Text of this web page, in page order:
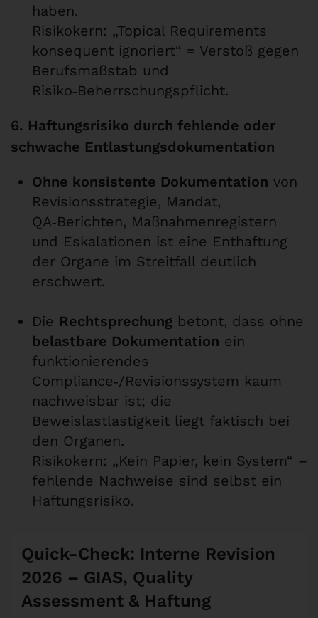
haben.
Risikokern: „Topical Requirements
konsequent ignoriert“ = Verstoß gegen
Berufsmaßstab und
Risiko‑Beherrschungspflicht.
6. Haftungsrisiko durch fehlende oder
schwache Entlastungsdokumentation
Ohne konsistente Dokumentation von
Revisionsstrategie, Mandat,
QA‑Berichten, Maßnahmenregistern
und Eskalationen ist eine Enthaftung
der Organe im Streitfall deutlich
erschwert.
Die Rechtsprechung betont, dass ohne
belastbare Dokumentation ein
funktionierendes
Compliance‑/Revisionssystem kaum
nachweisbar ist; die
Beweislastlastigkeit liegt faktisch bei
den Organen.
Risikokern: „Kein Papier, kein System“ –
fehlende Nachweise sind selbst ein
Haftungsrisiko.
Quick-Check: Interne Revision
2026 – GIAS, Quality
Assessment & Haftung